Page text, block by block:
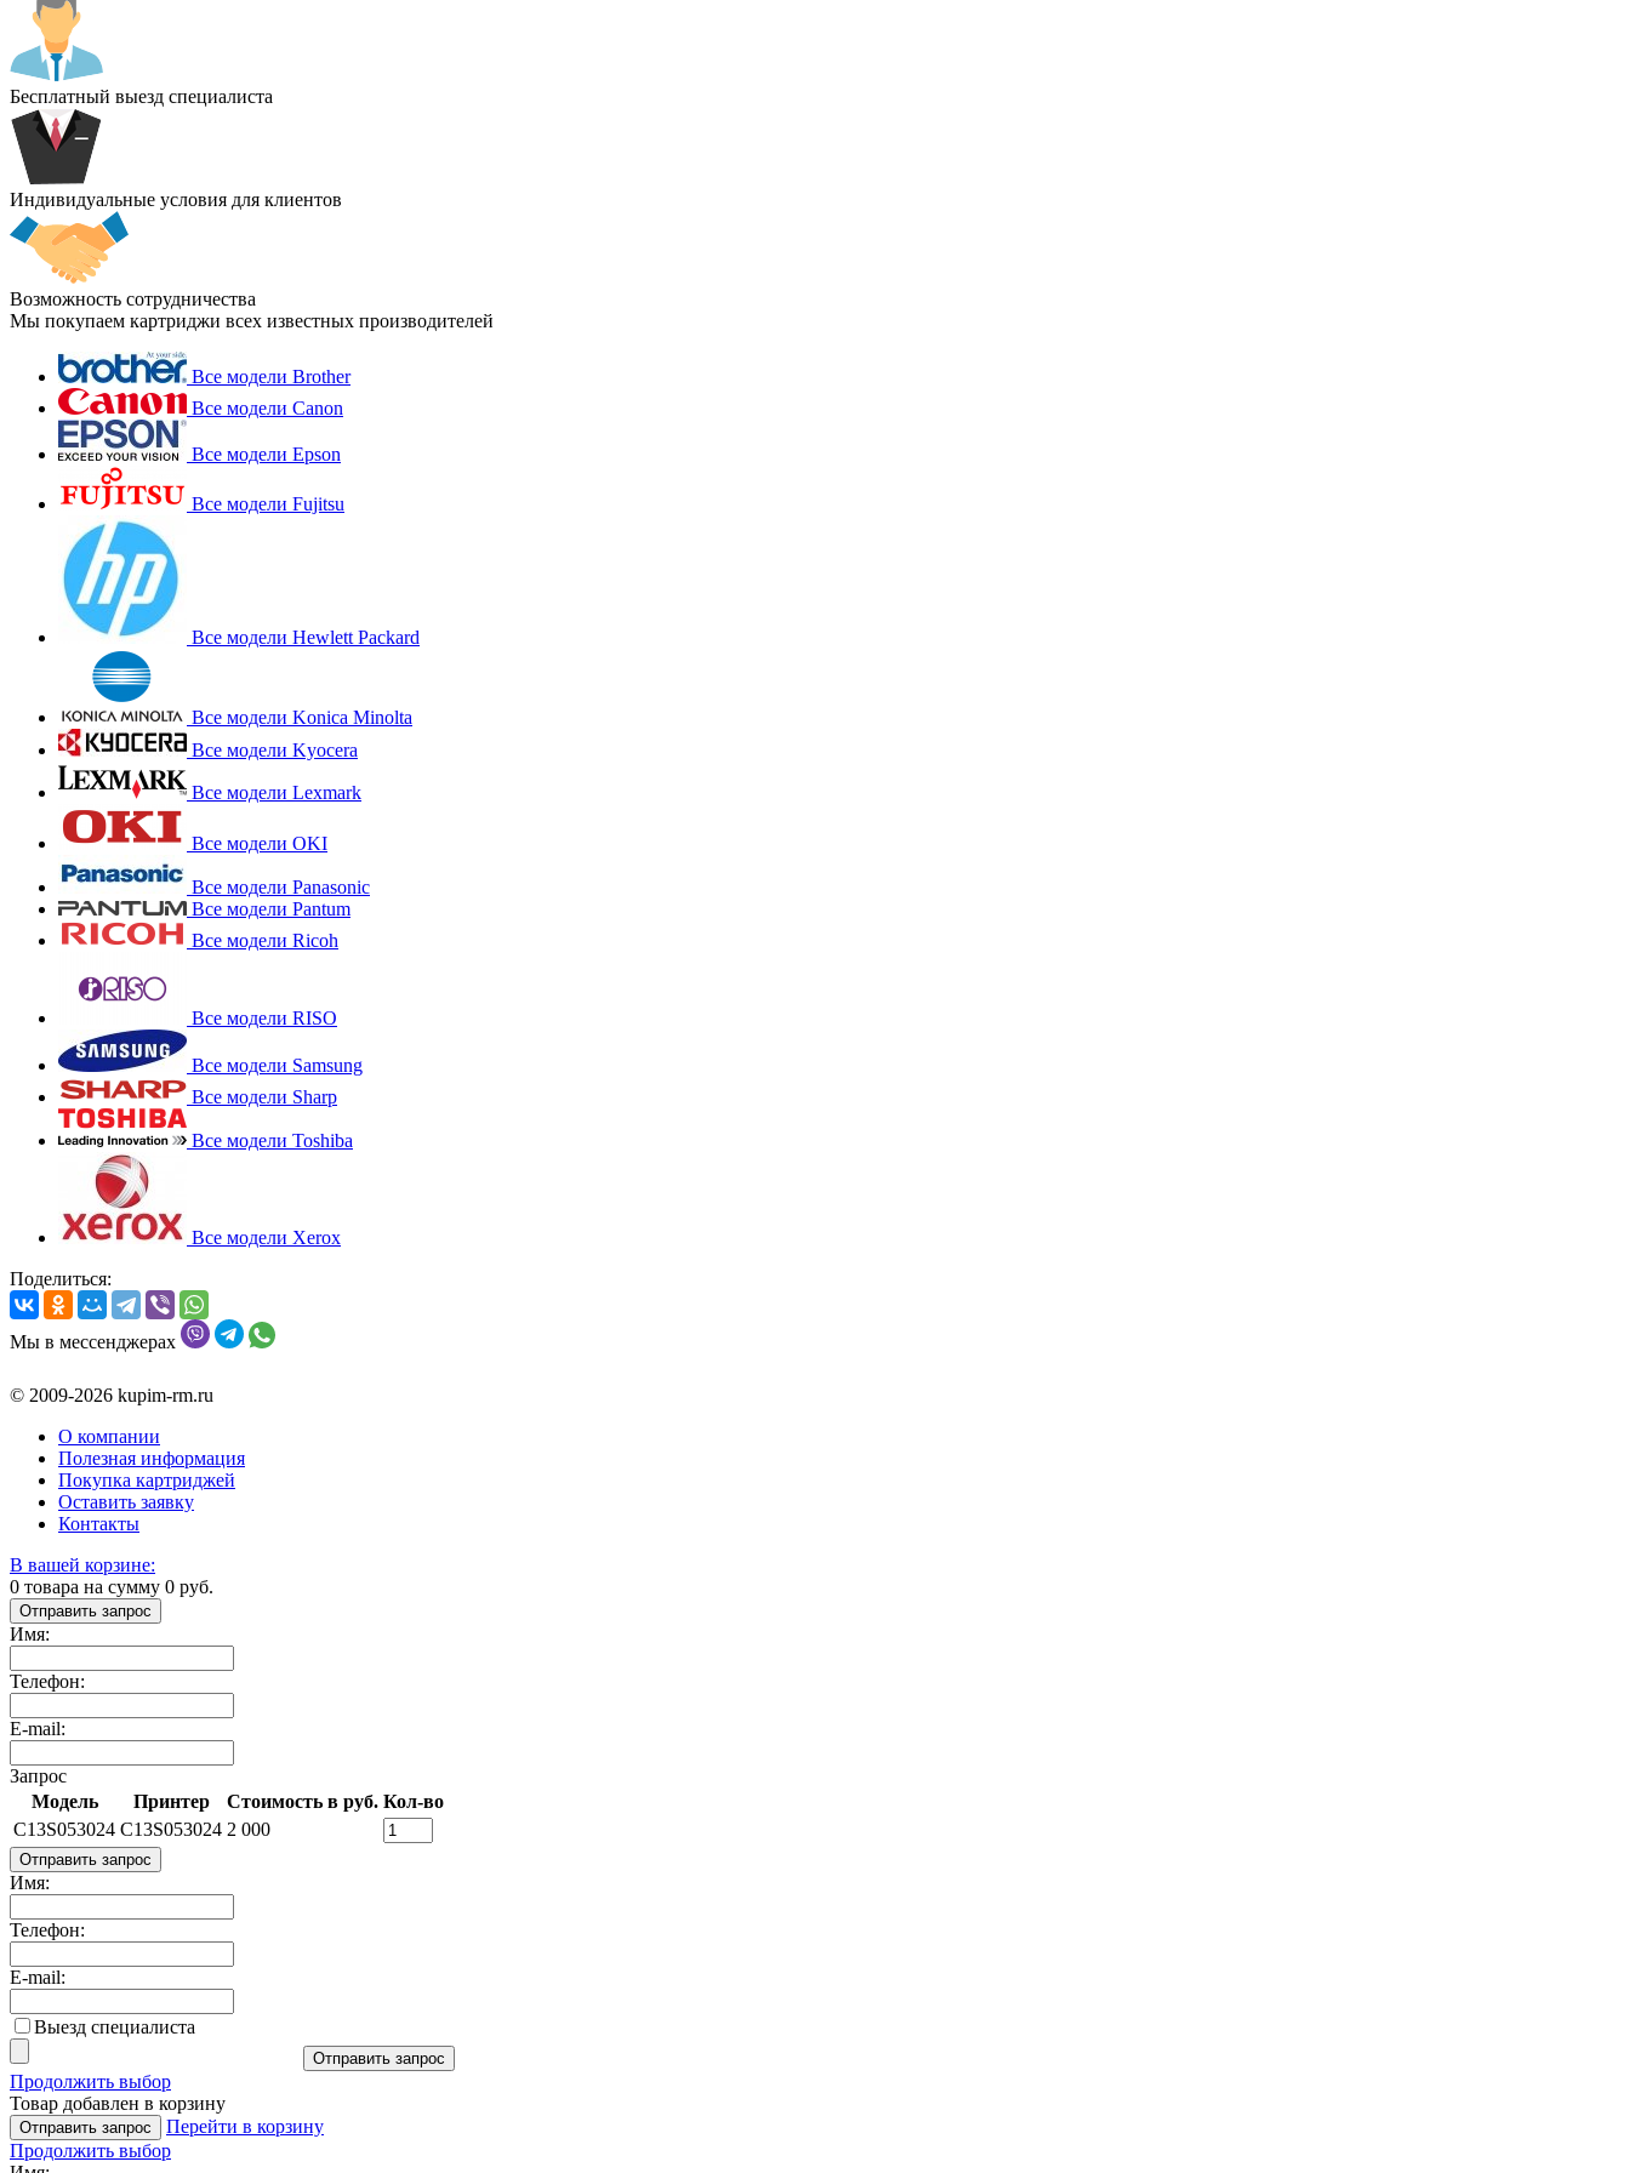
Бесплатный выезд специалиста
Индивидуальные условия для клиентов
Возможность сотрудничества
Мы покупаем картриджи всех известных производителей
Все модели Brother
Все модели Canon
Все модели Epson
Все модели Fujitsu
Все модели Hewlett Packard
Все модели Konica Minolta
Все модели Kyocera
Все модели Lexmark
Все модели OKI
Все модели Panasonic
Все модели Pantum
Все модели Ricoh
Все модели RISO
Все модели Samsung
Все модели Sharp
Все модели Toshiba
Все модели Xerox
Поделиться:
Мы в мессенджерах
© 2009-2026 kupim-rm.ru
О компании
Полезная информация
Покупка картриджей
Оставить заявку
Контакты
В вашей корзине:
0 товара на сумму 0 руб.
Отправить запрос
Имя:
Телефон:
E-mail:
Запрос
Модель
Принтер Стоимость в руб. Кол-во
C13S053024 C13S053024 2 000
Отправить запрос
Имя:
Телефон:
E-mail:
Выезд специалиста
Отправить запрос
Продолжить выбор
Товар добавлен в корзину
Отправить запрос
Перейти в корзину
Продолжить выбор